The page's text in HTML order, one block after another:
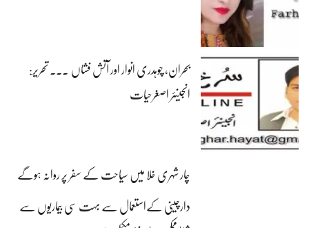
بحران، چوہدری انوار اور آتش فشاں ۔۔۔ تحریر:
انجینئر اصغرحیات
چار شہری خلا میں سیاحت کے سفر پر روانہ ہوگے
دارچینی کےاستعمال سے بہت سی بیماریوں سے